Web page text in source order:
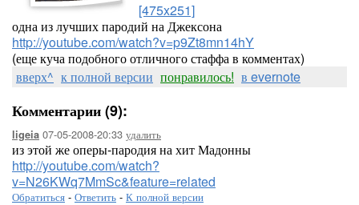
[475x251]
одна из лучших пародий на Джексона
http://youtube.com/watch?v=p9Zt8mn14hY
(еще куча подобного отличного стаффа в комментах)
вверх^ к полной версии понравилось! в evernote
Комментарии (9):
ligeia 07-05-2008-20:33 удалить
из этой же оперы-пародия на хит Мадонны
http://youtube.com/watch?
v=N26KWq7MmSc&feature=related
Обратиться - Ответить - К полной версии